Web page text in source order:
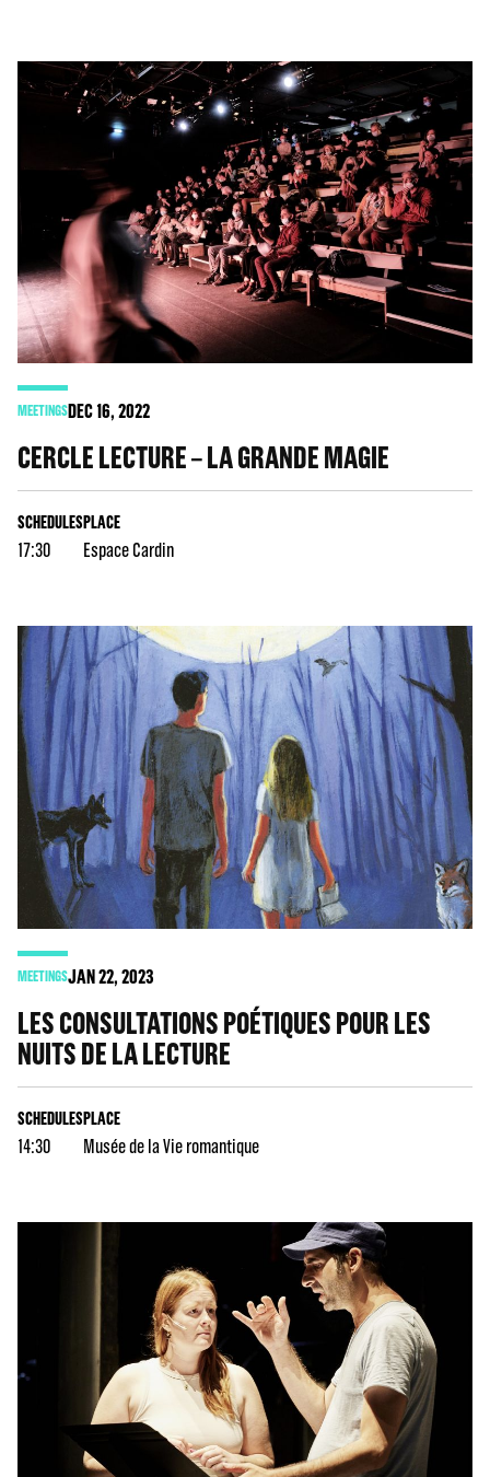
MEETINGSDEC16, 2022
CERCLE LECTURE – LA GRANDE MAGIE
SCHEDULES
17:30
PLACE
Espace Cardin
MEETINGSJAN22, 2023
LES CONSULTATIONS POÉTIQUES POUR LES
NUITS DE LA LECTURE
SCHEDULES
14:30
PLACE
Musée de la Vie romantique